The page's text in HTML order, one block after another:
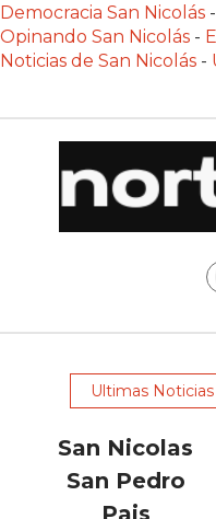
RESTAURANTES
Y
DELIVERIES
ONLINE:
ONLINE
ARGENTINA
Democracia San Nicolás -
Opinando San Nicolás -
Noticias de San Nicolás -
Ultimas Noticias
San Nicolas
San Pedro